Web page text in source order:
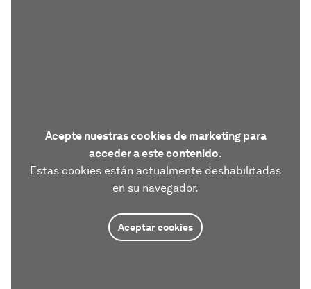
Acepte nuestras cookies de marketing para
acceder a este contenido.
Estas cookies están actualmente deshabilitadas
en su navegador.
Aceptar cookies